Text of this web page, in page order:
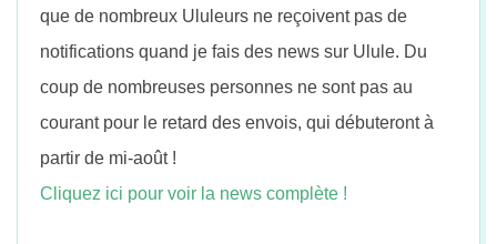
n
n
que de nombreux Ululeurs ne reçoivent pas de
notifications quand je fais des news sur Ulule. Du
coup de nombreuses personnes ne sont pas au
courant pour le retard des envois, qui débuteront à
partir de mi-août !
Cliquez ici pour voir la news complète !